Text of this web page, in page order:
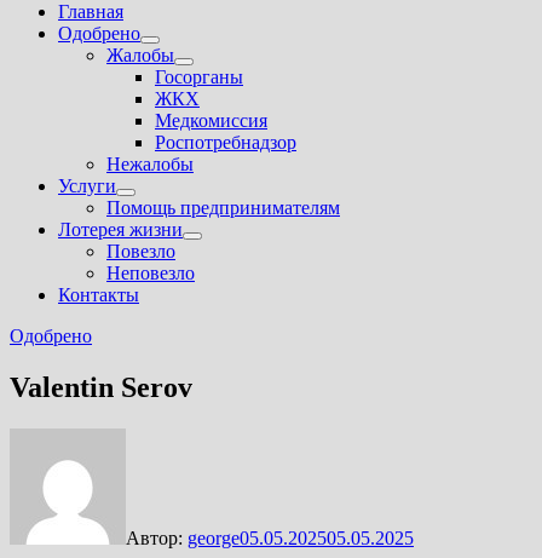
Главная
Одобрено
Показать
подменю
Жалобы
Показать
подменю
Госорганы
ЖКХ
Медкомиссия
Роспотребнадзор
Нежалобы
Услуги
Показать
подменю
Помощь предпринимателям
Лотерея жизни
Показать
Повезло
Неповезло
Контакты
Одобрено
Valentin Serov
Автор: george05.05.202505.05.2025